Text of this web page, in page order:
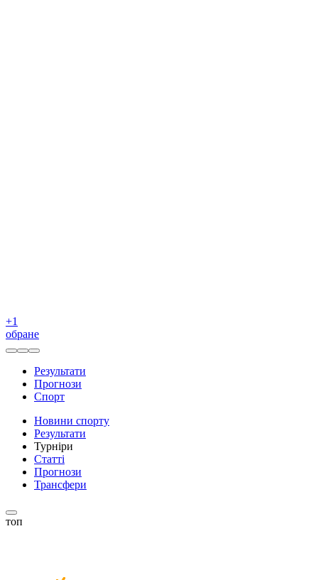
+1
обране
Результати
Прогнози
Спорт
Новини спорту
Результати
Турніри
Статті
Прогнози
Трансфери
топ